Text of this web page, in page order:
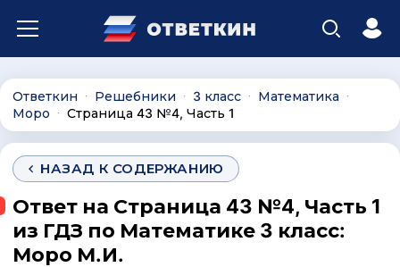
Ответкин ∙ Решебники ∙ 3 класс ∙ Математика ∙
Моро ∙ Страница 43 №4, Часть 1
НАЗАД К СОДЕРЖАНИЮ
Ответ на Страница 43 №4, Часть 1
из ГДЗ по Математике 3 класс:
Моро М.И.